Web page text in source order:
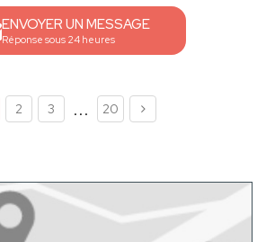
ENVOYER UN MESSAGE
Réponse sous 24 heures
2 3 ... 20